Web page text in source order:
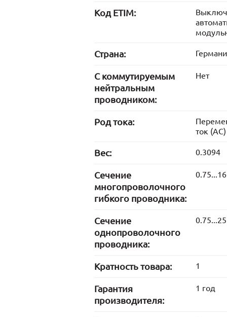
Код ETIM:
Страна:
С коммутируемым
нейтральным
проводником:
Нет
Род тока:
ток (AC)
Вес: 0.3094
Сечение
многопроволочного
гибкого проводника:
0.75...16
Сечение
однопроволочного
проводника:
0.75...25
Кратность товара: 1
Гарантия
производителя:
1 год